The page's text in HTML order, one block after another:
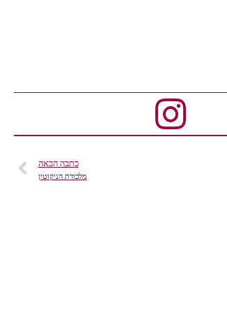
כתבה הבאה
מלכודת הניקוטין